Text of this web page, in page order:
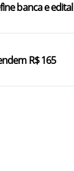
banca e edital
R$ 165